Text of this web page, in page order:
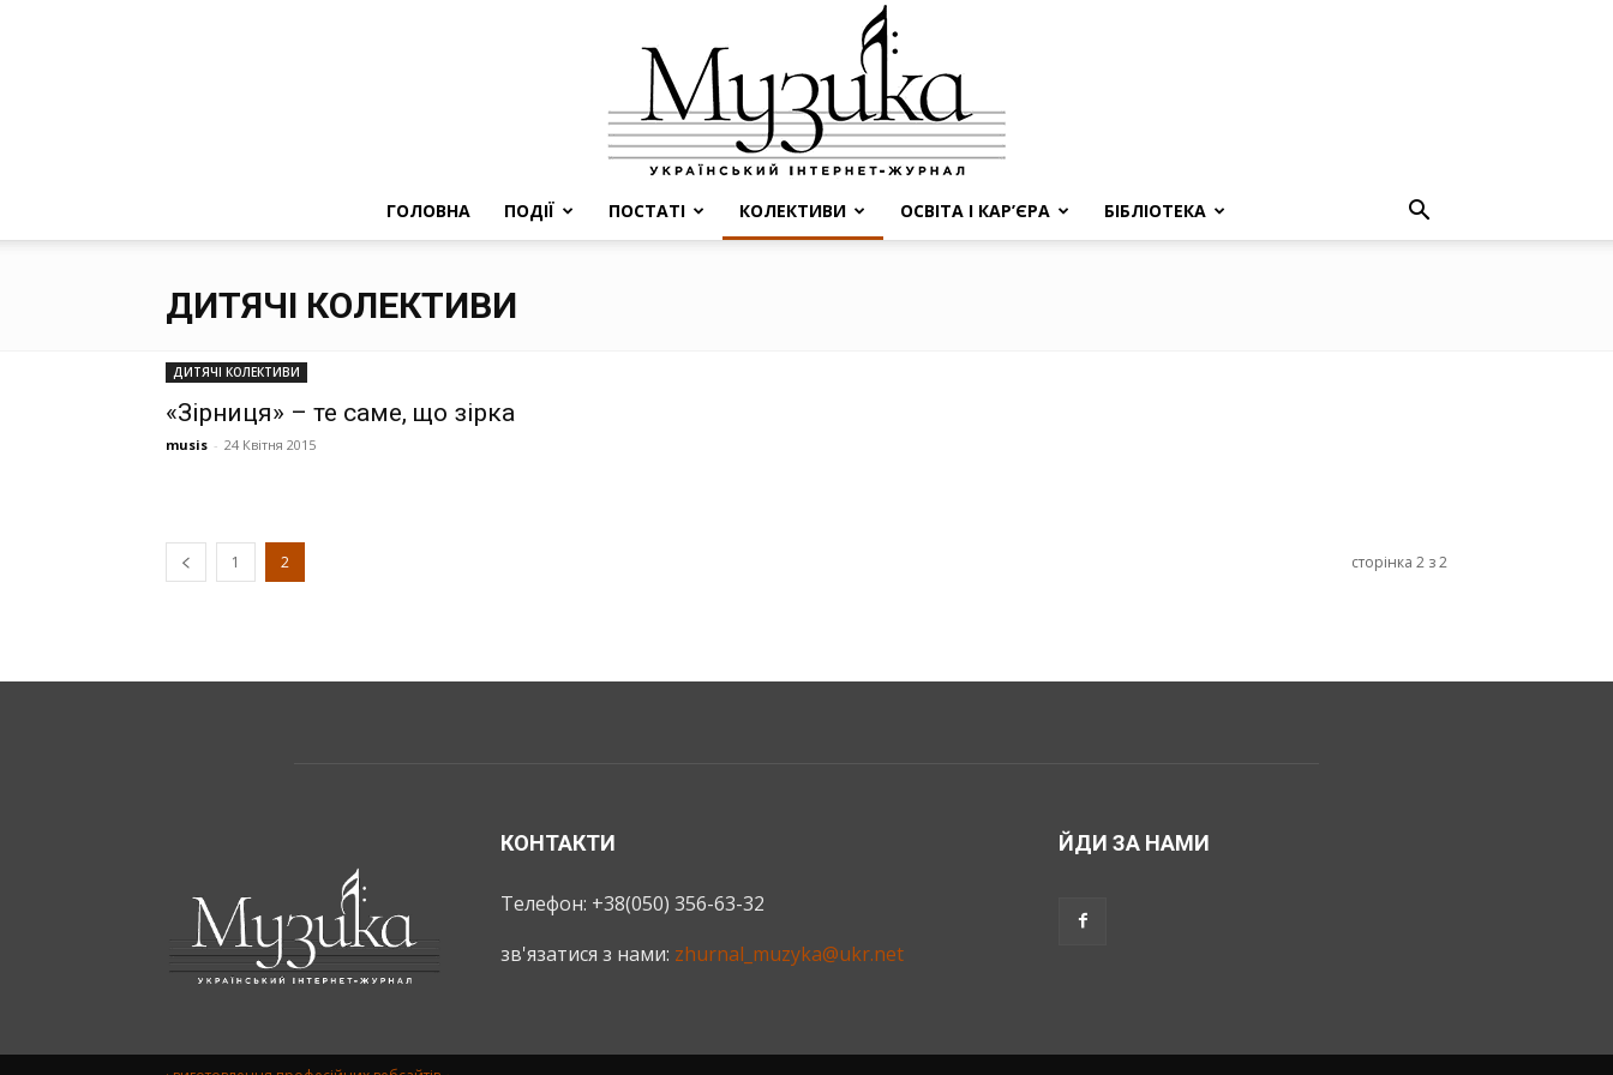
ГОЛОВНА ПОДІЇ ПОСТАТІ КОЛЕКТИВИ ОСВІТА І КАР’ЄРА БІБЛІОТЕКА
ДИТЯЧІ КОЛЕКТИВИ
ДИТЯЧІ КОЛЕКТИВИ
«Зірниця» – те саме, що зірка
musis - 24 Квітня 2015
1 2 сторінка 2 з 2
КОНТАКТИ
Телефон: +38(050) 356-63-32
зв'язатися з нами: zhurnal_muzyka@ukr.net
ЙДИ ЗА НАМИ